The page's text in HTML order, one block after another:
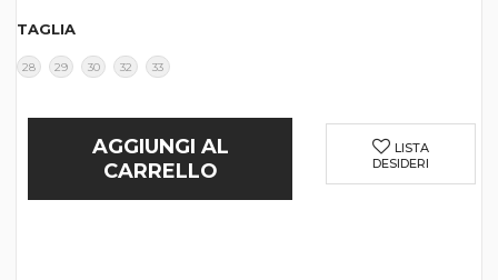
TAGLIA
28 29 30 32 33
AGGIUNGI AL
CARRELLO
LISTA
DESIDERI